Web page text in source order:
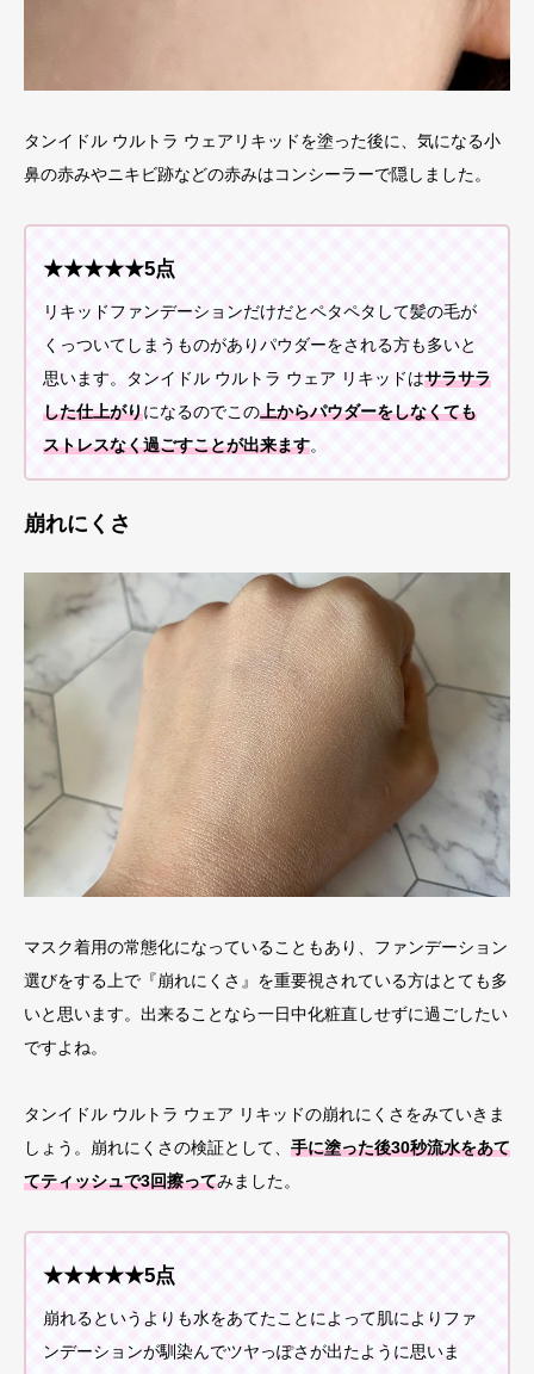
タンイドル ウルトラ ウェアリキッドを塗った後に、気になる小
鼻の赤みやニキビ跡などの赤みはコンシーラーで隠しました。
★★★★★5点
リキッドファンデーションだけだとペタペタして髪の毛が
くっついてしまうものがありパウダーをされる方も多いと
思います。タンイドル ウルトラ ウェア リキッドはサラサラ
した仕上がりになるのでこの上からパウダーをしなくても
ストレスなく過ごすことが出来ます。
崩れにくさ
マスク着用の常態化になっていることもあり、ファンデーション
選びをする上で『崩れにくさ』を重要視されている方はとても多
いと思います。出来ることなら一日中化粧直しせずに過ごしたい
ですよね。
タンイドル ウルトラ ウェア リキッドの崩れにくさをみていきま
しょう。崩れにくさの検証として、 手に塗った後30秒流水をあて
てティッシュで3回擦ってみました。
★★★★★5点
崩れるというよりも水をあてたことによって肌によりファ
ンデーションが馴染んでツヤっぽさが出たように思いま